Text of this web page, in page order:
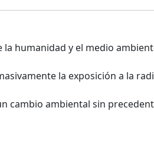
humanidad y el medio
la exposición a la
cambio ambiental sin